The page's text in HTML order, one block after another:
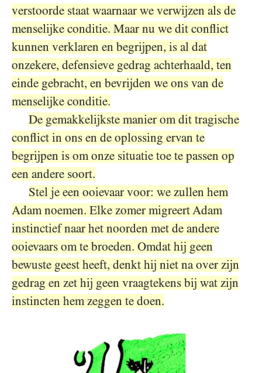
verstoorde staat waarnaar we verwijzen als de
menselijke conditie. Maar nu we dit conflict
kunnen verklaren en begrijpen, is al dat
onzekere, defensieve gedrag achterhaald, ten
einde gebracht, en bevrijden we ons van de
menselijke conditie.
De gemakkelijkste manier om dit tragische
conflict in ons en de oplossing ervan te
begrijpen is om onze situatie toe te passen op
een andere soort.
Stel je een ooievaar voor: we zullen hem
Adam noemen. Elke zomer migreert Adam
instinctief naar het noorden met de andere
ooievaars om te broeden. Omdat hij geen
bewuste geest heeft, denkt hij niet na over zijn
gedrag en zet hij geen vraagtekens bij wat zijn
instincten hem zeggen te doen.